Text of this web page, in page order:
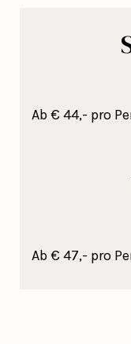
Ab € 44,- pro
Ab € 47,- pro